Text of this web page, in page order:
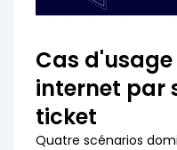
Cas
internet par
ticket
Quatre scénarios